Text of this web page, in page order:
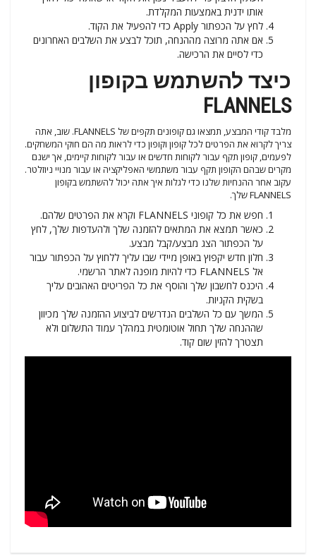
אותו ידנית באמצעות המקלדת.
לחץ על הכפתור Apply כדי להפעיל את הקוד.
אם אתה מרוצה מההנחה, תוכל לבצע את השלבים האחרונים
כדי לסיים את הרכישה.
כיצד להשתמש בקופון
FLANNELS
מלבד קודי המבצע, תמצאו גם קופונים תקפים של FLANNELS. שוב, אתה
צריך לקרוא את הפרטים לכל קופון וקופון כדי לראות מה הם חוקי המשחקים.
לפעמים, קופון תקף עבור לקוחות חדשים או עבור לקוחות קיימים, אך ישנם
מקרים שבהם הקופון תקף עבור משתמשי האפליקציה או עבור מנויי ניוזלטר.
עקוב אחר ההנחיות שלנו כדי לגלות איך אתה יכול להשתמש בקופון
FLANNELS שלך.
חפש את כל קופוני FLANNELS וקרא את הפרטים שלהם.
כאשר תמצא את המתאים להזמנה שלך ולהעדפות שלך, לחץ
על הכפתור הצג מבצע/קבל מבצע.
חלון חדש יקפוץ באופן מיידי שבו עליך ללחוץ על הכפתור עבור
אל FLANNELS כדי להיות מופנה לאתר הרשמי.
היכנס לחשבון שלך והוסף את כל הפריטים האהובים עליך
בשקית הקניות.
המשך עם כל השלבים הנדרשים לביצוע ההזמנה שלך מכיוון
שההנחה שלך תחול אוטומטית במהלך עמוד התשלום ולא
תצטרך להזין שום קוד.